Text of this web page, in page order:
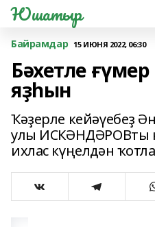
Юшатыр
Байрамдар 15 ИЮНЯ 2022, 06:30
Бәхетле
яҙһын
Ҡәҙерле кейәүебеҙ
улы ИСКӘНДӘРОВты
ихлас күңелдән